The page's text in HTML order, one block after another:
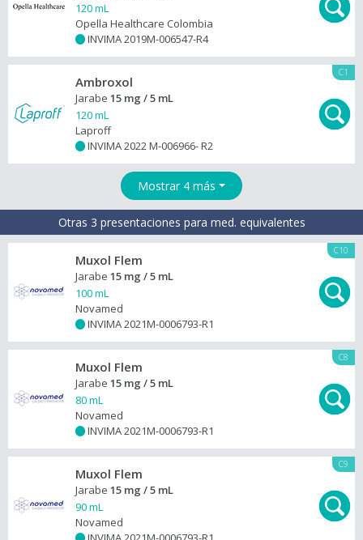
120 mL
Opella Healthcare Colombia
INVIMA 2019M-006547-R4
C1
Ambroxol
Jarabe 15 mg / 5 mL
120 mL
Laproff
INVIMA 2022 M-006966- R2
Mostrar 4 más
Otras 3 presentaciones para med. equivalentes
C10
Muxol Flem
Jarabe 15 mg / 5 mL
100 mL
Novamed
INVIMA 2021M-0006793-R1
C8
Muxol Flem
Jarabe 15 mg / 5 mL
80 mL
Novamed
INVIMA 2021M-0006793-R1
C9
Muxol Flem
Jarabe 15 mg / 5 mL
90 mL
Novamed